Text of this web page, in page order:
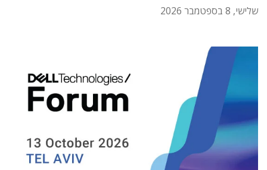
שלישי, 8 בספטמבר 2026